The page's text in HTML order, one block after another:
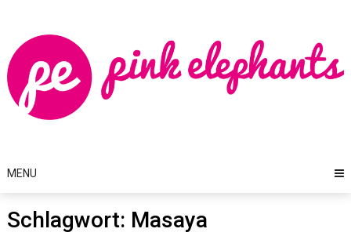
content
MENU
Schlagwort: Masaya